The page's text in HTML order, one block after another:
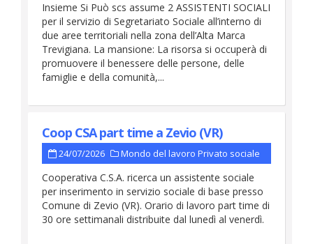
Insieme Si Può scs assume 2 ASSISTENTI SOCIALI
per il servizio di Segretariato Sociale all’interno di
due aree territoriali nella zona dell’Alta Marca
Trevigiana. La mansione: La risorsa si occuperà di
promuovere il benessere delle persone, delle
famiglie e della comunità,...
Coop CSA part time a Zevio (VR)
24/07/2026 Mondo del lavoro Privato sociale
Cooperativa C.S.A. ricerca un assistente sociale
per inserimento in servizio sociale di base presso
Comune di Zevio (VR). Orario di lavoro part time di
30 ore settimanali distribuite dal lunedì al venerdì.